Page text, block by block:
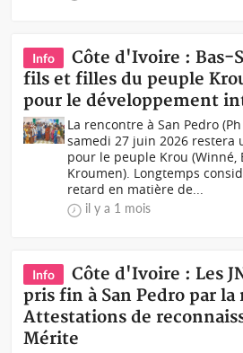
Info
Côte d'Ivoire : Bas-
fils et filles du peuple
pour le développement
La rencontre à San Pedro
samedi 27 juin 2026 restera
pour le peuple Krou (Winné,
Kroumen). Longtemps
retard en matière de...
il y a 1 mois
Info
Côte d'Ivoire : Les
pris fin à San Pedro par la
Attestations de
Mérite